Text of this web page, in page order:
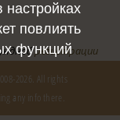
регистрации
2026. All rights
any info there.
повлиять
функций